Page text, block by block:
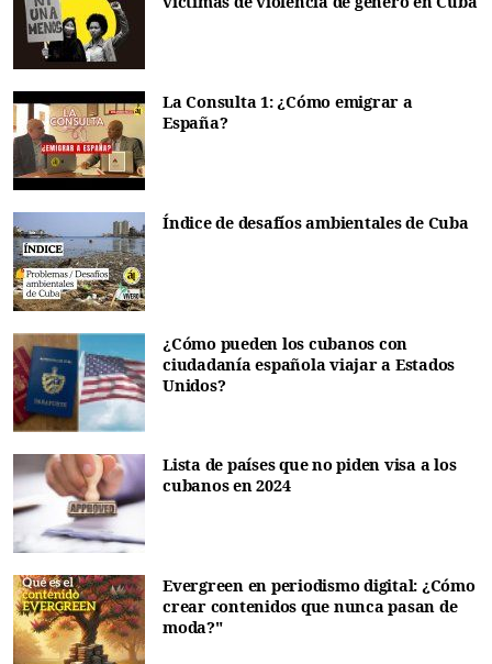
La Consulta 1: ¿Cómo emigrar a
España?
Índice de desafíos ambientales de Cuba
¿Cómo pueden los cubanos con
ciudadanía española viajar a Estados
Unidos?
Lista de países que no piden visa a los
cubanos en 2024
Evergreen en periodismo digital: ¿Cómo
crear contenidos que nunca pasan de
moda?"